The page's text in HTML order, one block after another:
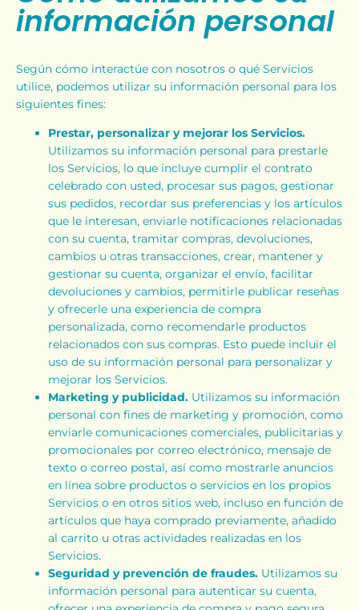
información personal
Según cómo interactúe con nosotros o qué Servicios
utilice, podemos utilizar su información personal para los
siguientes fines:
Prestar, personalizar y mejorar los Servicios.
Utilizamos su información personal para prestarle
los Servicios, lo que incluye cumplir el contrato
celebrado con usted, procesar sus pagos, gestionar
sus pedidos, recordar sus preferencias y los artículos
que le interesan, enviarle notificaciones relacionadas
con su cuenta, tramitar compras, devoluciones,
cambios u otras transacciones, crear, mantener y
gestionar su cuenta, organizar el envío, facilitar
devoluciones y cambios, permitirle publicar reseñas
y ofrecerle una experiencia de compra
personalizada, como recomendarle productos
relacionados con sus compras. Esto puede incluir el
uso de su información personal para personalizar y
mejorar los Servicios.
Marketing y publicidad. Utilizamos su información
personal con fines de marketing y promoción, como
enviarle comunicaciones comerciales, publicitarias y
promocionales por correo electrónico, mensaje de
texto o correo postal, así como mostrarle anuncios
en línea sobre productos o servicios en los propios
Servicios o en otros sitios web, incluso en función de
artículos que haya comprado previamente, añadido
al carrito u otras actividades realizadas en los
Servicios.
Seguridad y prevención de fraudes. Utilizamos su
información personal para autenticar su cuenta,